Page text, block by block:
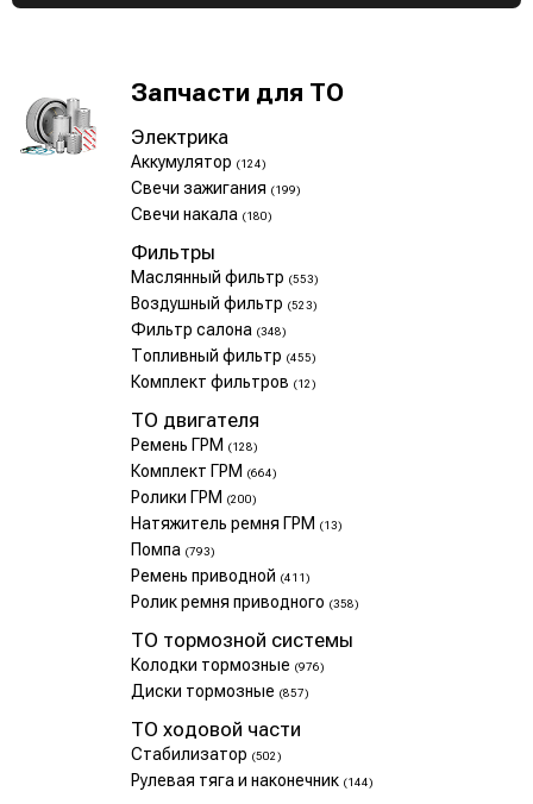
Запчасти для ТО
Электрика
Аккумулятор (124)
Свечи зажигания (199)
Свечи накала (180)
Фильтры
Маслянный фильтр (553)
Воздушный фильтр (523)
Фильтр салона (348)
Топливный фильтр (455)
Комплект фильтров (12)
ТО двигателя
Ремень ГРМ (128)
Комплект ГРМ (664)
Ролики ГРМ (200)
Натяжитель ремня ГРМ (13)
Помпа (793)
Ремень приводной (411)
Ролик ремня приводного (358)
ТО тормозной системы
Колодки тормозные (976)
Диски тормозные (857)
ТО ходовой части
Стабилизатор (502)
Рулевая тяга и наконечник (144)